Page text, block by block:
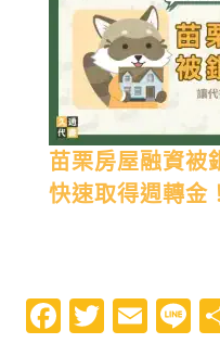
苗栗房屋融資被
快速取得週轉金！
Facebook
Twitter